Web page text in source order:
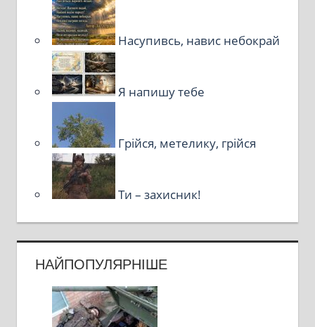
Насупивсь, навис небокрай
Я напишу тебе
Грійся, метелику, грійся
Ти – захисник!
НАЙПОПУЛЯРНІШЕ